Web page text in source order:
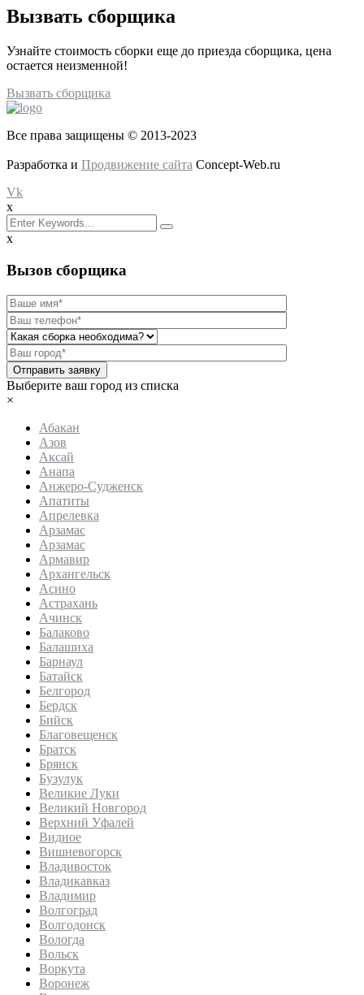
Вызвать сборщика
Узнайте стоимость сборки еще до приезда сборщика, цена
остается неизменной!
Вызвать сборщика
Все права защищены © 2013-2023
Разработка и Продвижение сайта Concept-Web.ru
Vk
x
x
Вызов сборщика
Отправить заявку
Выберите ваш город из списка
×
Абакан
Азов
Аксай
Анапа
Анжеро-Судженск
Апатиты
Апрелевка
Арзамас
Арзамас
Армавир
Архангельск
Асино
Астрахань
Ачинск
Балаково
Балашиха
Барнаул
Батайск
Белгород
Бердск
Бийск
Благовещенск
Братск
Брянск
Бузулук
Великие Луки
Великий Новгород
Верхний Уфалей
Видное
Вишневогорск
Владивосток
Владикавказ
Владимир
Волгоград
Волгодонск
Вологда
Вольск
Воркута
Воронеж